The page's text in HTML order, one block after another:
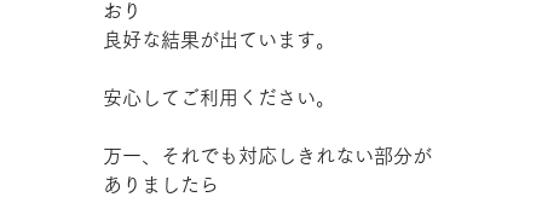
おり
良好な結果が出ています。
安心してご利用ください。
万一、それでも対応しきれない部分が
ありましたら